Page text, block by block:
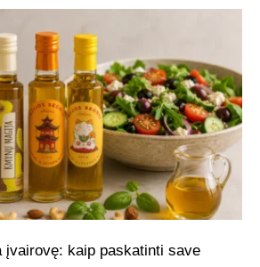
įvairovę: kaip paskatinti save